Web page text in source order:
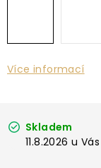
Více informací
Skladem
11.8.2026